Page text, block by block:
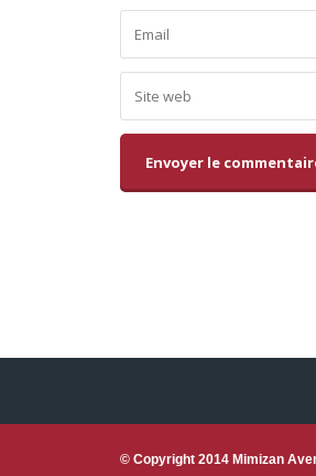
© Copyright 2014 Mimizan